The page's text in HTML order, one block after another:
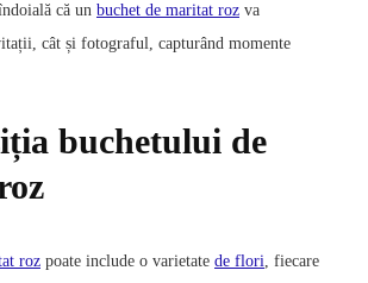
că un buchet de maritat roz va
cât și fotograful, capturând momente
buchetului de
roz poate include o varietate de flori, fiecare